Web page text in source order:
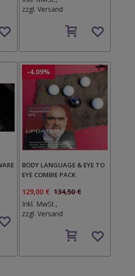
zzgl.Versand
den
-4.09%
BODY LANGUAGE & EYE TO
EYE COMBIE PACK
129,00 € 134,50 €
Inkl. MwSt.,
zzgl.Versand
den